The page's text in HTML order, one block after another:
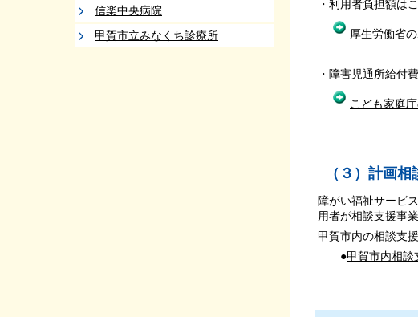
信楽中央病院
甲賀市立みなくち診療所
・利用者負担額は
厚生労働省
・障害児通所給付
こども家庭
（３）計画
障がい福祉サービ
用者が相談支援事
甲賀市内の相談支
●甲賀市内相談